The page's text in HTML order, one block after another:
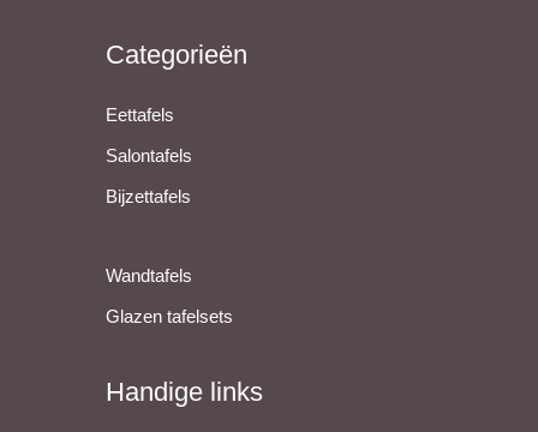
Categorieën
Eettafels
Salontafels
Bijzettafels
Wandtafels
Glazen tafelsets
Handige links